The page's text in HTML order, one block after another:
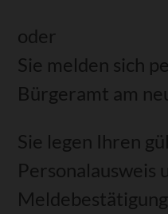
oder
Sie melden sich
Bürgeramt am
Sie legen Ihren
Personalausweis